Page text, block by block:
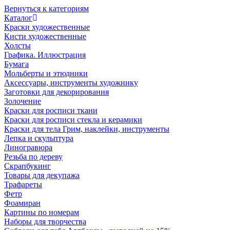
Вернуться к категориям
Каталог
Краски художественные
Кисти художественные
Холсты
Графика. Иллюстрация
Бумага
Мольберты и этюдники
Аксессуары, инструменты художнику
Заготовки для декорирования
Золочение
Краски для росписи ткани
Краски для росписи стекла и керамики
Краски для тела Грим, наклейки, инструменты
Лепка и скульптура
Линогравюра
Резьба по дереву
Скрапбукинг
Товары для декупажа
Трафареты
Фетр
Фоамиран
Картины по номерам
Наборы для творчества